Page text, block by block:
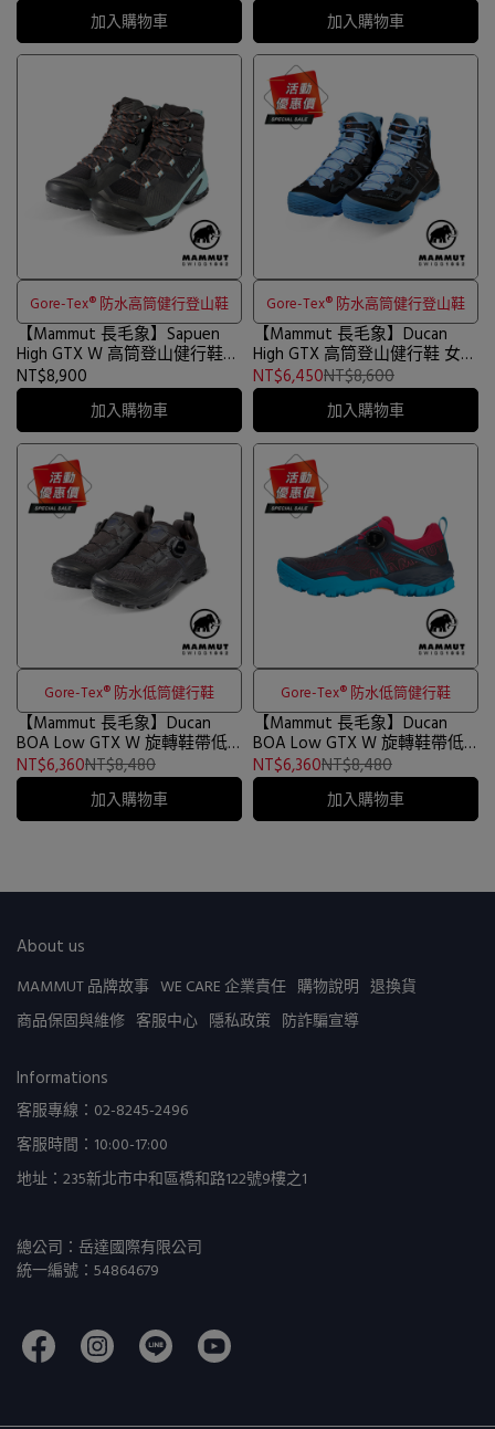
加入購物車 加入購物車
Gore-Tex® 防水高筒健行登山鞋
【Mammut 長毛象】Sapuen
High GTX W 高筒登山健行鞋
女款 黑/冰冷霜 #3030-04251
NT$8,900
加入購物車
Gore-Tex® 防水高筒健行登山鞋
【Mammut 長毛象】Ducan
High GTX 高筒登山健行鞋 女款
黑/自在藍 #3030-03481
NT$6,450NT$8,600
加入購物車
Gore-Tex® 防水低筒健行鞋
【Mammut 長毛象】Ducan
BOA Low GTX W 旋轉鞋帶低
筒健行鞋 女款 黑色 #3030-
04411
NT$6,360NT$8,480
加入購物車
Gore-Tex® 防水低筒健行鞋
【Mammut 長毛象】Ducan
BOA Low GTX W 旋轉鞋帶低
筒健行鞋 女款 夜藍/杜鵑紅
#3030-04411
NT$6,360NT$8,480
加入購物車
About us
MAMMUT 品牌故事 WE CARE 企業責任 購物說明 退換貨
商品保固與維修 客服中心 隱私政策 防詐騙宣導
Informations
客服專線：02-8245-2496
客服時間：10:00-17:00
地址：235新北市中和區橋和路122號9樓之1
總公司：岳達國際有限公司
統一編號：54864679